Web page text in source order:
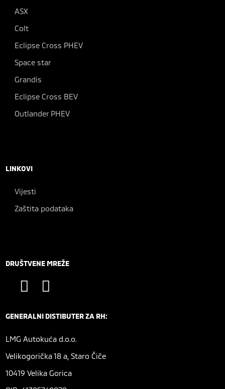
ASX
Colt
Eclipse Cross PHEV
Space star
Grandis
Eclipse Cross BEV
Outlander PHEV
LINKOVI
Vijesti
Zaštita podataka
DRUŠTVENE MREŽE
GENERALNI DISTIBUTER ZA RH:
LMG Autokuća d.o.o.
Velikogorička 18 a, Staro Čiče
10419 Velika Gorica